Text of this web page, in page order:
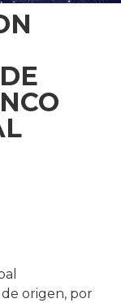
origen, por